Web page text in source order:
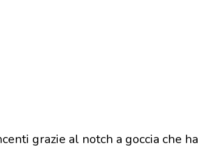
grazie al notch a goccia che ha